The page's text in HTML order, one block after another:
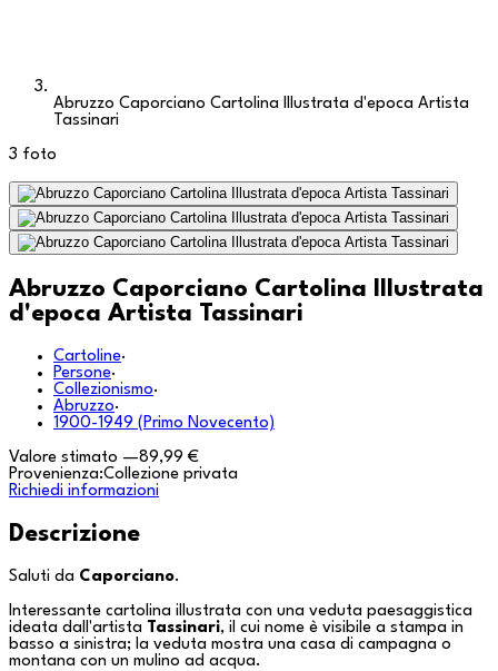
Abruzzo Caporciano Cartolina Illustrata d'epoca Artista
Tassinari
3 foto
Abruzzo Caporciano Cartolina Illustrata
d'epoca Artista Tassinari
Cartoline·
Persone·
Collezionismo·
Abruzzo·
1900-1949 (Primo Novecento)
Valore stimato —89,99 €
Provenienza:Collezione privata
Richiedi informazioni
Descrizione
Saluti da Caporciano.
Interessante cartolina illustrata con una veduta paesaggistica
ideata dall'artista Tassinari, il cui nome è visibile a stampa in
basso a sinistra; la veduta mostra una casa di campagna o
montana con un mulino ad acqua.